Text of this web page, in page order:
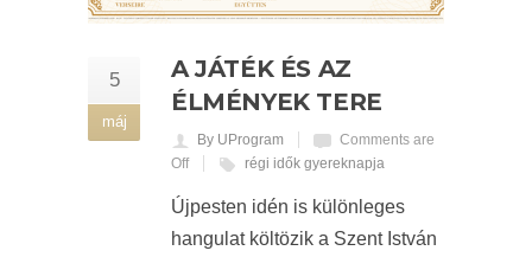
5
máj
A JÁTÉK ÉS AZ
ÉLMÉNYEK TERE
By UProgram
Comments are
Off
régi idők gyereknapja
Újpesten idén is különleges
hangulat költözik a Szent István